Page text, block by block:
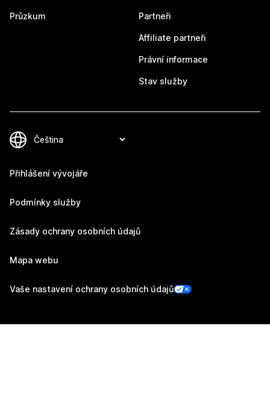
Průzkum Partneři
Affiliate partneři
Právní informace
Stav služby
Přihlášení vývojáře
Podmínky služby
Zásady ochrany osobních údajů
Mapa webu
Vaše nastavení ochrany osobních údajů